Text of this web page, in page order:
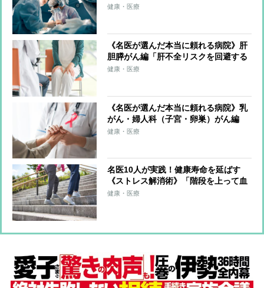
も早い治療が必要 “カテーテル治
健康・医療
《名医が選んだ本当に頼れる病院》肝
胆膵がん編「肝不全リスクを回避する
ために術前に血管を詰める」
健康・医療
《名医が選んだ本当に頼れる病院》乳
がん・婦人科（子宮・卵巣）がん編
「遺伝子検査で乳がんの効果的な薬
健康・医療
名医10人が実践！健康寿命を延ばす
《ストレス解消術》「階段を上って血
流をよくする」「1〜5分程度の瞑想」
健康・医療